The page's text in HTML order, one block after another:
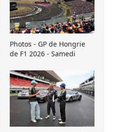
Photos - GP de Hongrie
de F1 2026 - Samedi